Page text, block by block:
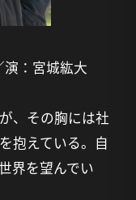
：宮城紘大
、その胸には社
抱えている。自
界を望んでい